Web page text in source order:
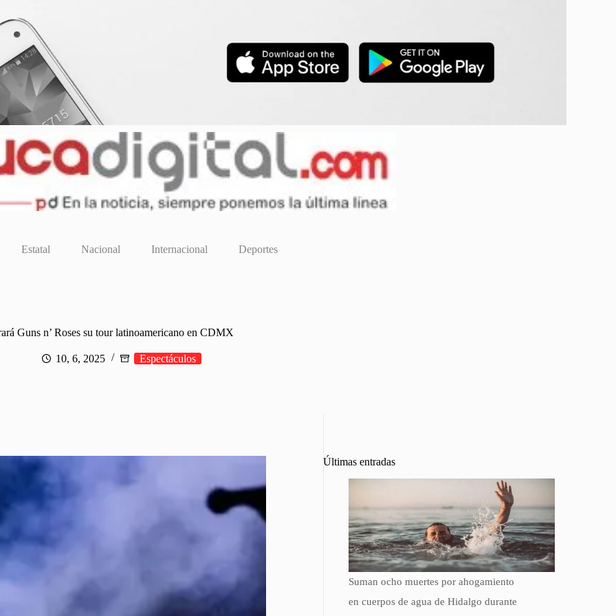
Estatal Nacional Internacional Deportes
Guns n’ Roses su tour latinoamericano en CDMX
10, 6, 2025 Espectáculos
Últimas entradas
Suman ocho muertes por ahogamiento
en cuerpos de agua de Hidalgo durante